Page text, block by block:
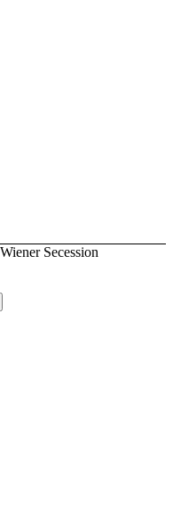
Secession